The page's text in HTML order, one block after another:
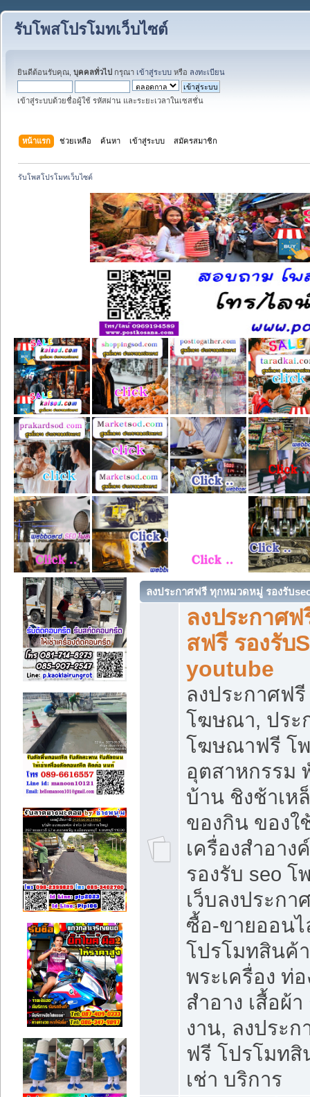
รับโพสโปรโมทเว็บไซต์
ยินดีต้อนรับคุณ, บุคคลทั่วไป กรุณา เข้าสู่ระบบ หรือ ลงทะเบียน
เข้าสู่ระบบด้วยชื่อผู้ใช้ รหัสผ่าน และระยะเวลาในเซสชั่น
หน้าแรก ช่วยเหลือ ค้นหา เข้าสู่ระบบ สมัครสมาชิก
รับโพสโปรโมทเว็บไซต์
ลงประกาศฟรี ทุกหมวดหมู่ รองรับ
ลงประกาศ
สฟรี รองรับ
youtube
ลงประกาศฟ
โฆษณา, ประ
โฆษณาฟรี โ
อุตสาหกรรม
บ้าน ชิงช้าเห
ของกิน ของใ
เครื่องสำอา
รองรับ seo โ
เว็บลงประก
ซื้อ-ขายออน
โปรโมทสินค้
พระเครื่อง ท่อ
สำอาง เสื้อผ้
งาน, ลงประ
ฟรี โปรโมท
เช่า บริการ